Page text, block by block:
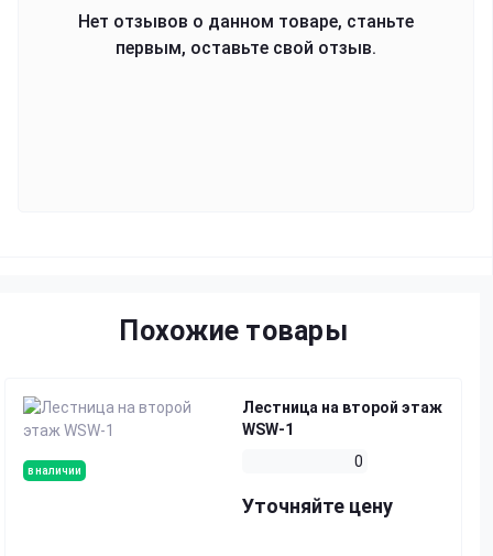
Нет отзывов о данном товаре, станьте
первым, оставьте свой отзыв.
Похожие товары
в наличии
Лестница на второй этаж
WSW-1
0
Уточняйте цену